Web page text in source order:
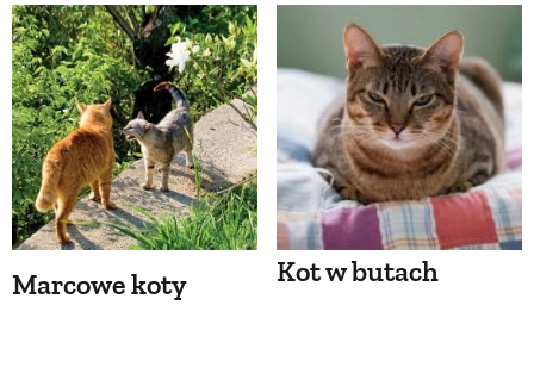
Marcowe koty Kot w butach